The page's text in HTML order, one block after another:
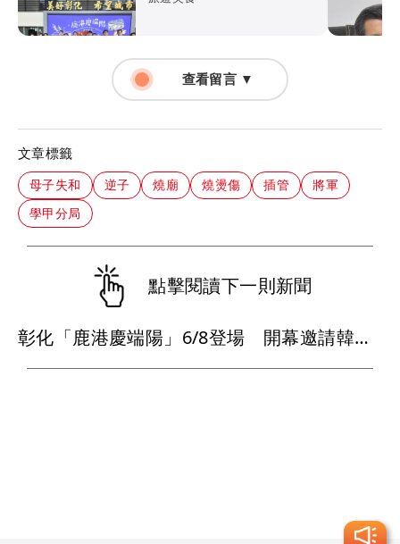
查看留言 ▼
文章標籤
母子失和 逆子 燒廟 燒燙傷 插管
將軍
學甲分局
點擊閱讀下一則新聞
彰化「鹿港慶端陽」6/8登場 開幕邀請韓國瑜划龍舟！3大活動必訪